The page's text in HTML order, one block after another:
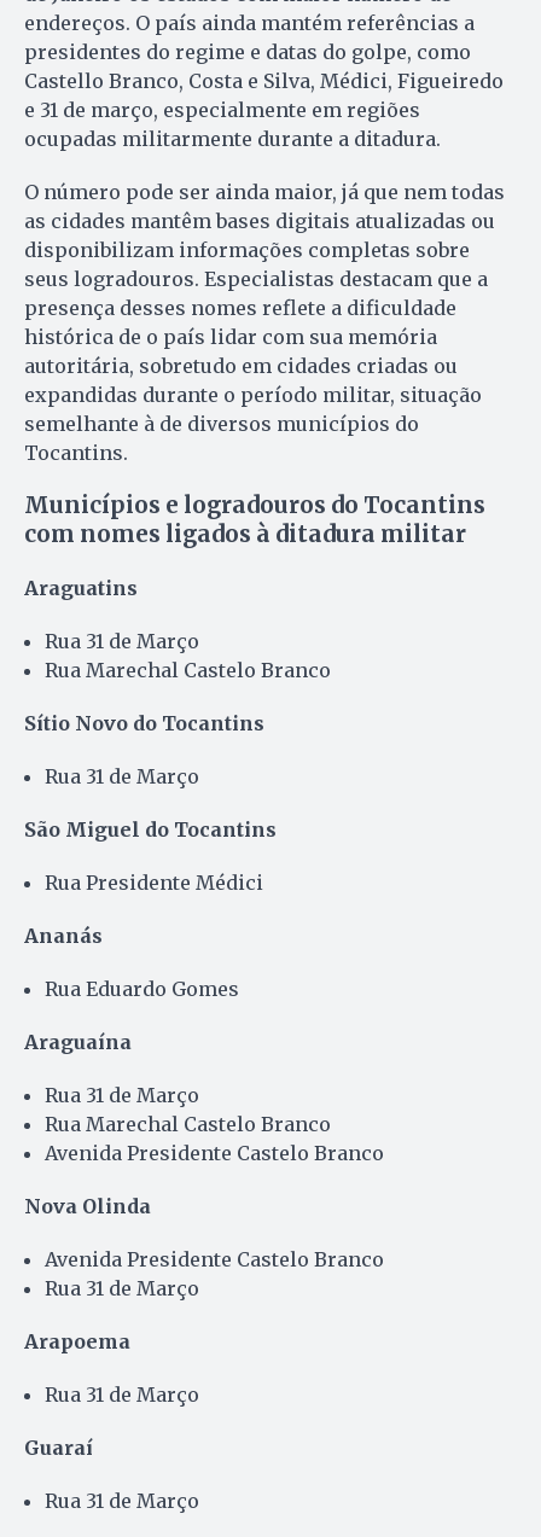
endereços. O país ainda mantém referências a
presidentes do regime e datas do golpe, como
Castello Branco, Costa e Silva, Médici, Figueiredo
e 31 de março, especialmente em regiões
ocupadas militarmente durante a ditadura.
O número pode ser ainda maior, já que nem todas
as cidades mantêm bases digitais atualizadas ou
disponibilizam informações completas sobre
seus logradouros. Especialistas destacam que a
presença desses nomes reflete a dificuldade
histórica de o país lidar com sua memória
autoritária, sobretudo em cidades criadas ou
expandidas durante o período militar, situação
semelhante à de diversos municípios do
Tocantins.
Municípios e logradouros do Tocantins
com nomes ligados à ditadura militar
Araguatins
Rua 31 de Março
Rua Marechal Castelo Branco
Sítio Novo do Tocantins
Rua 31 de Março
São Miguel do Tocantins
Rua Presidente Médici
Ananás
Rua Eduardo Gomes
Araguaína
Rua 31 de Março
Rua Marechal Castelo Branco
Avenida Presidente Castelo Branco
Nova Olinda
Avenida Presidente Castelo Branco
Rua 31 de Março
Arapoema
Rua 31 de Março
Guaraí
Rua 31 de Março